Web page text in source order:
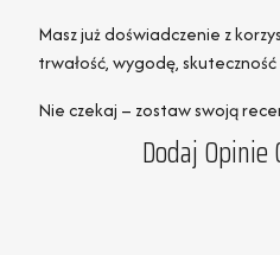
Masz już doświadczenie z
trwałość, wygodę,
Nie czekaj – zostaw swoją
Dodaj Opinie